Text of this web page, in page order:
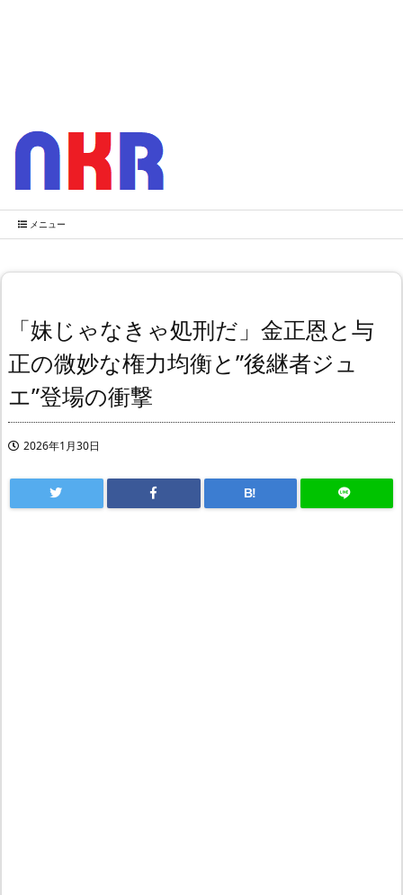
メニュー
「妹じゃなきゃ処刑だ」金正恩と与
正の微妙な権力均衡と”後継者ジュ
エ”登場の衝撃
2026年1月30日
B!